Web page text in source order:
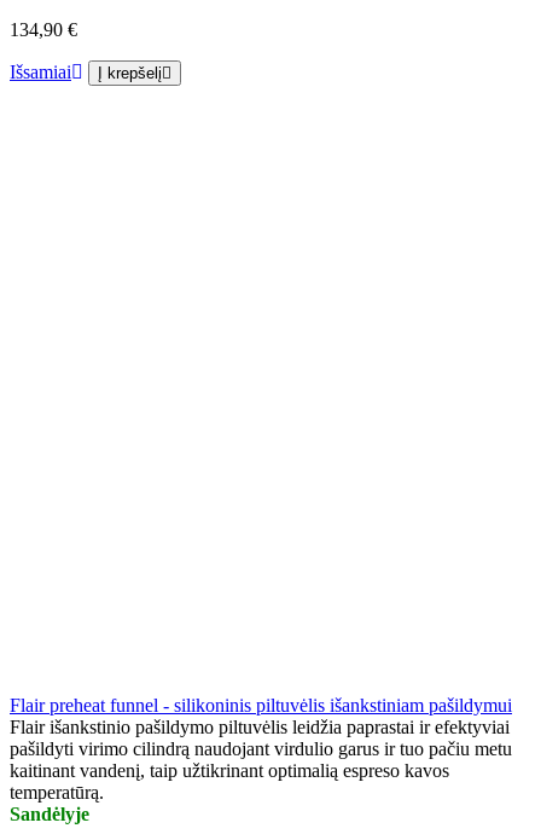
134,90 €
Išsamiai Į krepšelį
Flair preheat funnel - silikoninis piltuvėlis išankstiniam pašildymui
Flair išankstinio pašildymo piltuvėlis leidžia paprastai ir efektyviai
pašildyti virimo cilindrą naudojant virdulio garus ir tuo pačiu metu
kaitinant vandenį, taip užtikrinant optimalią espreso kavos
temperatūrą.
Sandėlyje